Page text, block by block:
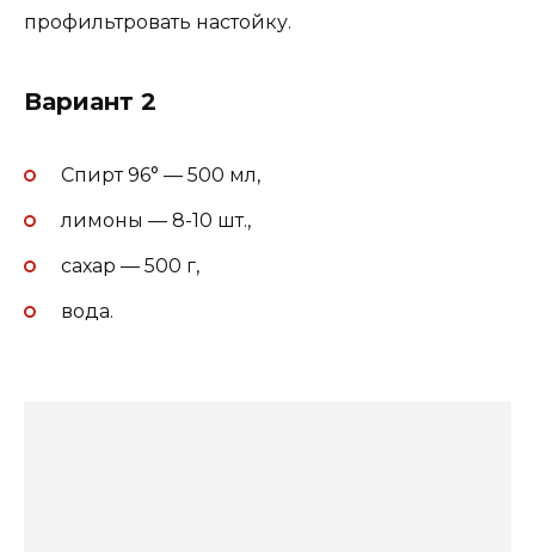
профильтровать настойку.
Вариант 2
Спирт 96° — 500 мл,
лимоны — 8-10 шт.,
сахар — 500 г,
вода.